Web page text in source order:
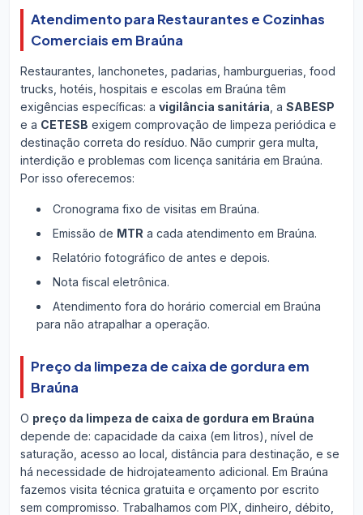
Atendimento para Restaurantes e Cozinhas
Comerciais em Braúna
Restaurantes, lanchonetes, padarias, hamburguerias, food
trucks, hotéis, hospitais e escolas em Braúna têm
exigências específicas: a vigilância sanitária , a SABESP
e a CETESB exigem comprovação de limpeza periódica e
destinação correta do resíduo. Não cumprir gera multa,
interdição e problemas com licença sanitária em Braúna.
Por isso oferecemos:
Cronograma fixo de visitas em Braúna.
Emissão de MTR a cada atendimento em Braúna.
Relatório fotográfico de antes e depois.
Nota fiscal eletrônica.
Atendimento fora do horário comercial em Braúna
para não atrapalhar a operação.
Preço da limpeza de caixa de gordura em
Braúna
O preço da limpeza de caixa de gordura em Braúna
depende de: capacidade da caixa (em litros), nível de
saturação, acesso ao local, distância para destinação, e se
há necessidade de hidrojateamento adicional. Em Braúna
fazemos visita técnica gratuita e orçamento por escrito
sem compromisso. Trabalhamos com PIX, dinheiro, débito,